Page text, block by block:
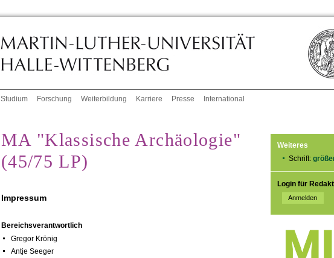
Studium Forschung Weiterbildung Karriere Presse International
Weiteres
Schrift:
Login für
MA "Klassische Archäologie"
(45/75 LP)
Impressum
Bereichsverantwortlich
Gregor Krönig
Antje Seeger